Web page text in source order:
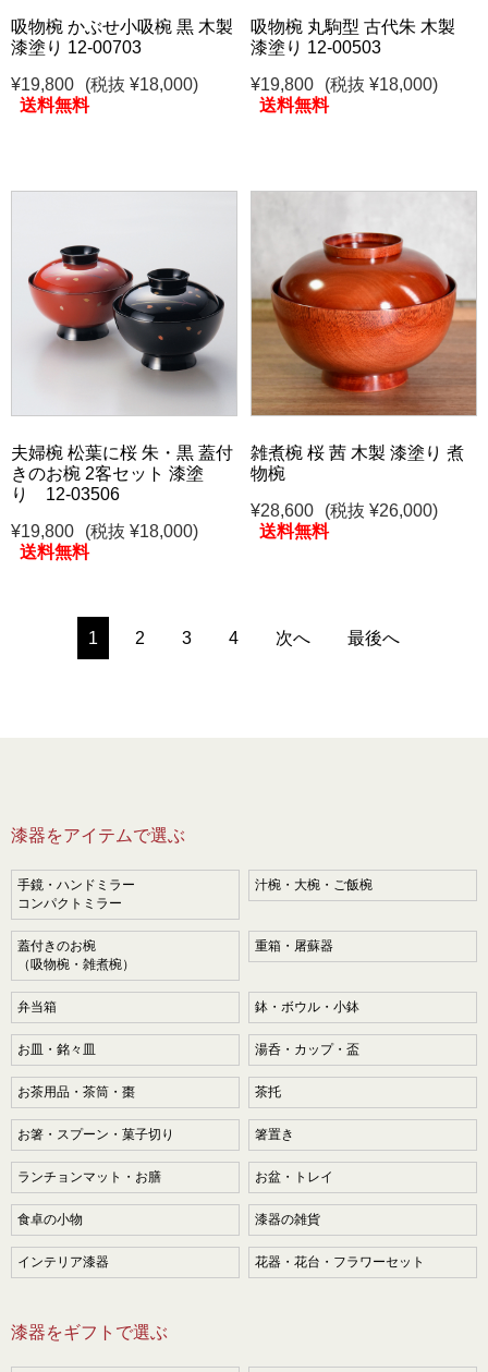
吸物椀 かぶせ小吸椀 黒 木製
漆塗り 12-00703
¥19,800
(税抜 ¥18,000)
送料無料
吸物椀 丸駒型 古代朱 木製
漆塗り 12-00503
¥19,800
(税抜 ¥18,000)
送料無料
夫婦椀 松葉に桜 朱・黒 蓋付
きのお椀 2客セット 漆塗
り 12-03506
¥19,800
(税抜 ¥18,000)
送料無料
雑煮椀 桜 茜 木製 漆塗り 煮
物椀
¥28,600
(税抜 ¥26,000)
送料無料
1 2 3 4 次へ 最後へ
漆器をアイテムで選ぶ
手鏡・ハンドミラー
コンパクトミラー
汁椀・大椀・ご飯椀
蓋付きのお椀
（吸物椀・雑煮椀）
重箱・屠蘇器
弁当箱 鉢・ボウル・小鉢
お皿・銘々皿 湯呑・カップ・盃
お茶用品・茶筒・棗 茶托
お箸・スプーン・菓子切り 箸置き
ランチョンマット・お膳 お盆・トレイ
食卓の小物 漆器の雑貨
インテリア漆器 花器・花台・フラワーセット
漆器をギフトで選ぶ